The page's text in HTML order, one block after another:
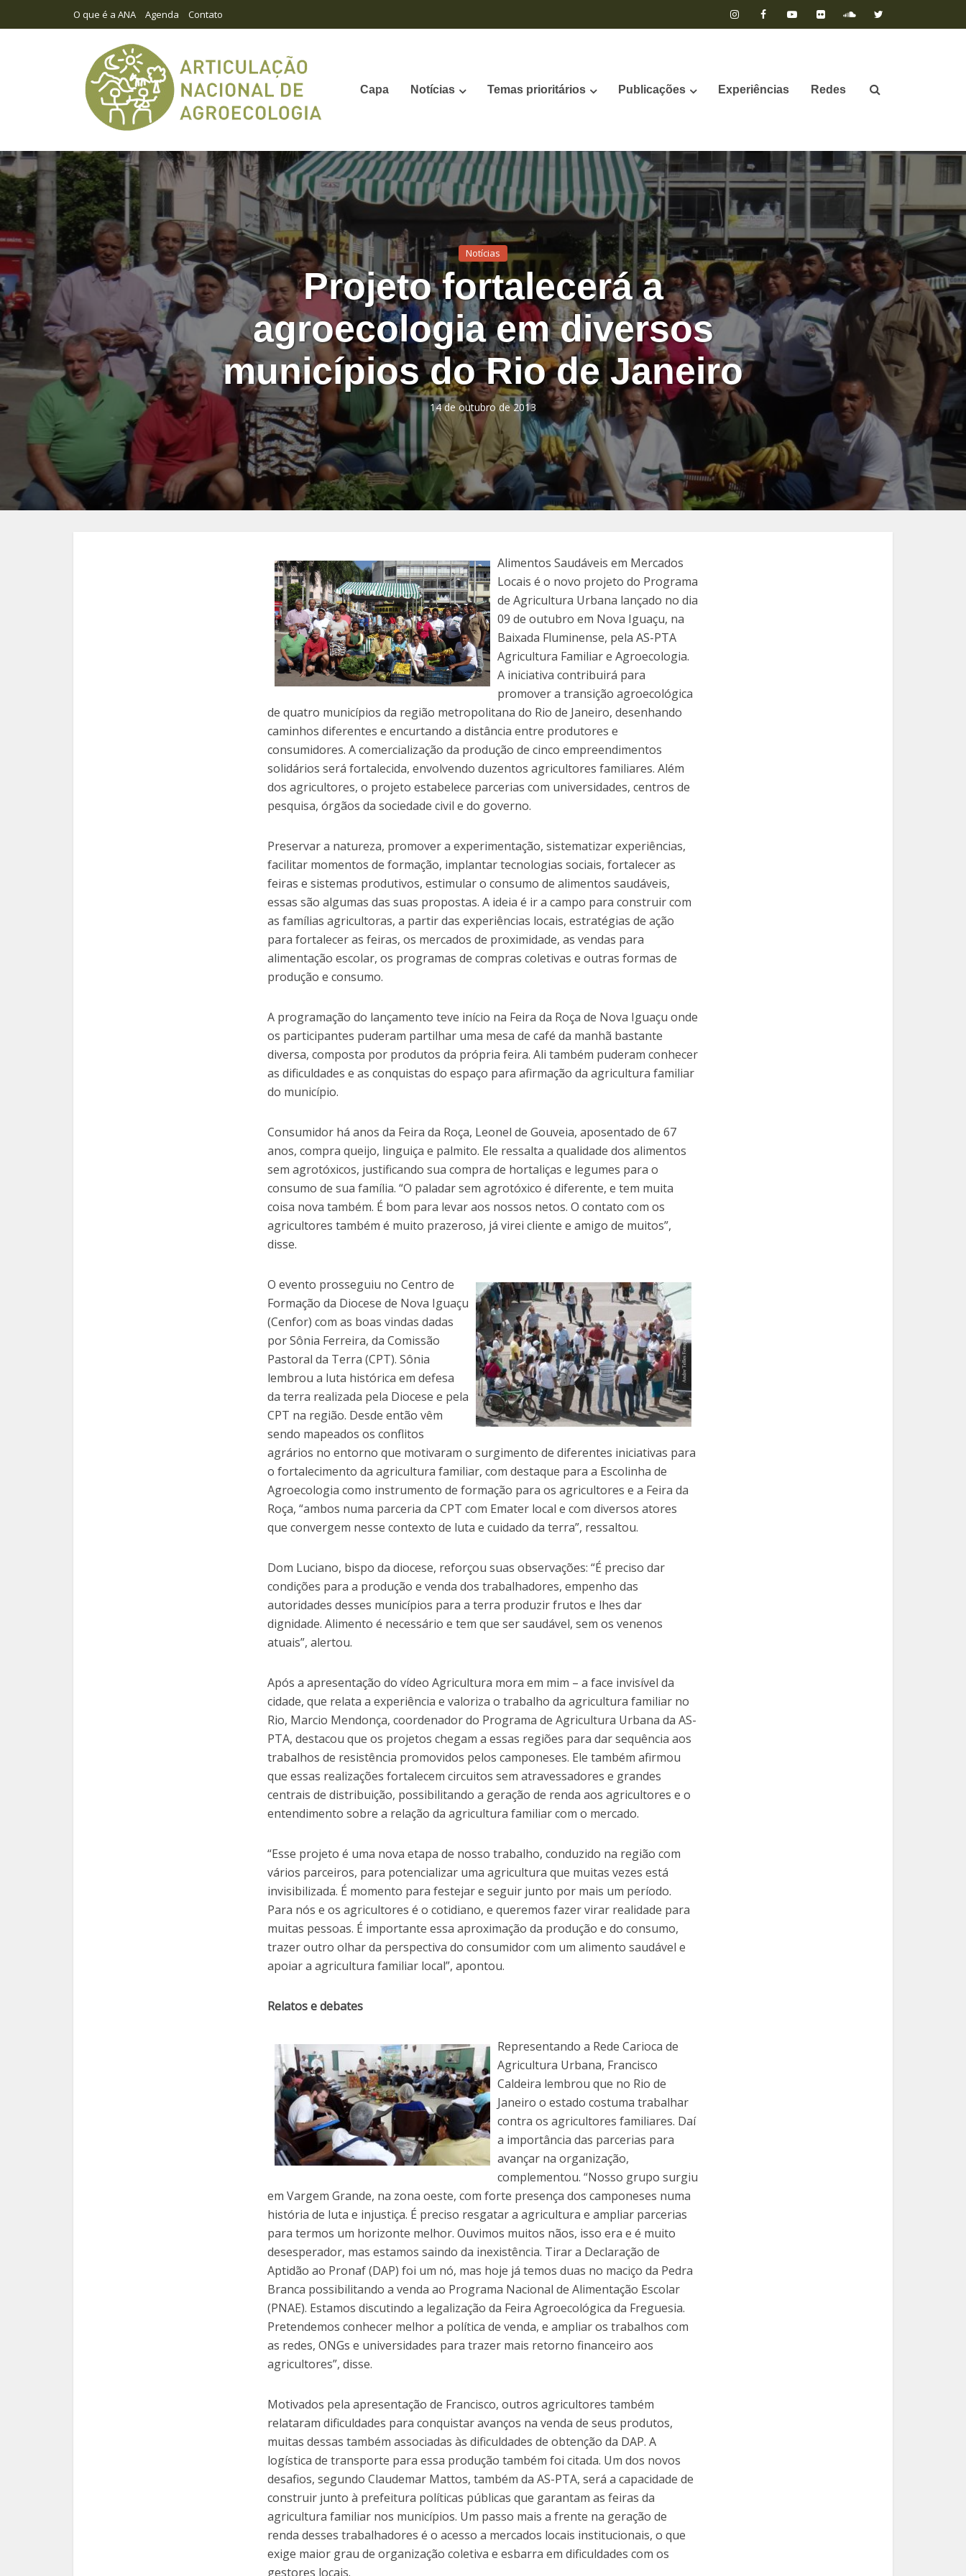
O que é a ANA Agenda Contato
Capa Notícias Temas prioritários Publicações Experiências Redes
Notícias
Projeto fortalecerá a
agroecologia em diversos
municípios do Rio de Janeiro
14 de outubro de 2013
Alimentos Saudáveis em Mercados
Locais é o novo projeto do Programa
de Agricultura Urbana lançado no dia
09 de outubro em Nova Iguaçu, na
Baixada Fluminense, pela AS-PTA
Agricultura Familiar e Agroecologia.
A iniciativa contribuirá para
promover a transição agroecológica
de quatro municípios da região metropolitana do Rio de Janeiro, desenhando
caminhos diferentes e encurtando a distância entre produtores e
consumidores. A comercialização da produção de cinco empreendimentos
solidários será fortalecida, envolvendo duzentos agricultores familiares. Além
dos agricultores, o projeto estabelece parcerias com universidades, centros de
pesquisa, órgãos da sociedade civil e do governo.
Preservar a natureza, promover a experimentação, sistematizar experiências,
facilitar momentos de formação, implantar tecnologias sociais, fortalecer as
feiras e sistemas produtivos, estimular o consumo de alimentos saudáveis,
essas são algumas das suas propostas. A ideia é ir a campo para construir com
as famílias agricultoras, a partir das experiências locais, estratégias de ação
para fortalecer as feiras, os mercados de proximidade, as vendas para
alimentação escolar, os programas de compras coletivas e outras formas de
produção e consumo.
A programação do lançamento teve início na Feira da Roça de Nova Iguaçu onde
os participantes puderam partilhar uma mesa de café da manhã bastante
diversa, composta por produtos da própria feira. Ali também puderam conhecer
as dificuldades e as conquistas do espaço para afirmação da agricultura familiar
do município.
Consumidor há anos da Feira da Roça, Leonel de Gouveia, aposentado de 67
anos, compra queijo, linguiça e palmito. Ele ressalta a qualidade dos alimentos
sem agrotóxicos, justificando sua compra de hortaliças e legumes para o
consumo de sua família. “O paladar sem agrotóxico é diferente, e tem muita
coisa nova também. É bom para levar aos nossos netos. O contato com os
agricultores também é muito prazeroso, já virei cliente e amigo de muitos”,
disse.
O evento prosseguiu no Centro de
Formação da Diocese de Nova Iguaçu
(Cenfor) com as boas vindas dadas
por Sônia Ferreira, da Comissão
Pastoral da Terra (CPT). Sônia
lembrou a luta histórica em defesa
da terra realizada pela Diocese e pela
CPT na região. Desde então vêm
sendo mapeados os conflitos
agrários no entorno que motivaram o surgimento de diferentes iniciativas para
o fortalecimento da agricultura familiar, com destaque para a Escolinha de
Agroecologia como instrumento de formação para os agricultores e a Feira da
Roça, “ambos numa parceria da CPT com Emater local e com diversos atores
que convergem nesse contexto de luta e cuidado da terra”, ressaltou.
Dom Luciano, bispo da diocese, reforçou suas observações: “É preciso dar
condições para a produção e venda dos trabalhadores, empenho das
autoridades desses municípios para a terra produzir frutos e lhes dar
dignidade. Alimento é necessário e tem que ser saudável, sem os venenos
atuais”, alertou.
Após a apresentação do vídeo Agricultura mora em mim – a face invisível da
cidade, que relata a experiência e valoriza o trabalho da agricultura familiar no
Rio, Marcio Mendonça, coordenador do Programa de Agricultura Urbana da AS-
PTA, destacou que os projetos chegam a essas regiões para dar sequência aos
trabalhos de resistência promovidos pelos camponeses. Ele também afirmou
que essas realizações fortalecem circuitos sem atravessadores e grandes
centrais de distribuição, possibilitando a geração de renda aos agricultores e o
entendimento sobre a relação da agricultura familiar com o mercado.
“Esse projeto é uma nova etapa de nosso trabalho, conduzido na região com
vários parceiros, para potencializar uma agricultura que muitas vezes está
invisibilizada. É momento para festejar e seguir junto por mais um período.
Para nós e os agricultores é o cotidiano, e queremos fazer virar realidade para
muitas pessoas. É importante essa aproximação da produção e do consumo,
trazer outro olhar da perspectiva do consumidor com um alimento saudável e
apoiar a agricultura familiar local”, apontou.
Relatos e debates
Representando a Rede Carioca de
Agricultura Urbana, Francisco
Caldeira lembrou que no Rio de
Janeiro o estado costuma trabalhar
contra os agricultores familiares. Daí
a importância das parcerias para
avançar na organização,
complementou. “Nosso grupo surgiu
em Vargem Grande, na zona oeste, com forte presença dos camponeses numa
história de luta e injustiça. É preciso resgatar a agricultura e ampliar parcerias
para termos um horizonte melhor. Ouvimos muitos nãos, isso era e é muito
desesperador, mas estamos saindo da inexistência. Tirar a Declaração de
Aptidão ao Pronaf (DAP) foi um nó, mas hoje já temos duas no maciço da Pedra
Branca possibilitando a venda ao Programa Nacional de Alimentação Escolar
(PNAE). Estamos discutindo a legalização da Feira Agroecológica da Freguesia.
Pretendemos conhecer melhor a política de venda, e ampliar os trabalhos com
as redes, ONGs e universidades para trazer mais retorno financeiro aos
agricultores”, disse.
Motivados pela apresentação de Francisco, outros agricultores também
relataram dificuldades para conquistar avanços na venda de seus produtos,
muitas dessas também associadas às dificuldades de obtenção da DAP. A
logística de transporte para essa produção também foi citada. Um dos novos
desafios, segundo Claudemar Mattos, também da AS-PTA, será a capacidade de
construir junto à prefeitura políticas públicas que garantam as feiras da
agricultura familiar nos municípios. Um passo mais a frente na geração de
renda desses trabalhadores é o acesso a mercados locais institucionais, o que
exige maior grau de organização coletiva e esbarra em dificuldades com os
gestores locais.